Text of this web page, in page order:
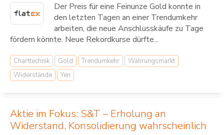
Der Preis für eine Feinunze Gold konnte in
den letzten Tagen an einer Trendumkehr
arbeiten, die neue Anschlusskäufe zu Tage
fördern könnte. Neue Rekordkurse dürfte...
Charttechnik Gold Trendumkehr
Währungsmarkt
Widerstände
Yen
Aktie im Fokus: S&T – Erholung an
Widerstand, Konsolidierung wahrscheinlich